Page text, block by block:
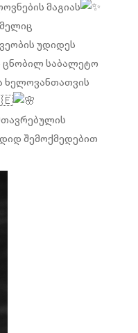
მაგიას
უდიდეს
ცნობილ საბალეტო
ხელოვანთათვის
შემოქმედებით